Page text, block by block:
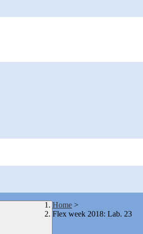
Home >
Flex week 2018: Lab. 23